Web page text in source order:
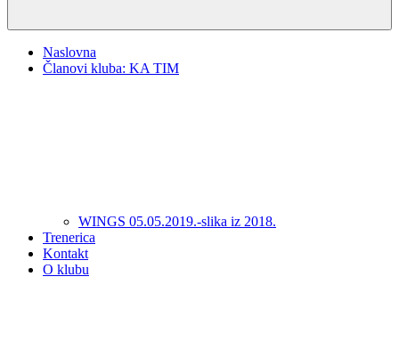
Naslovna
Članovi kluba: KA TIM
WINGS 05.05.2019.-slika iz 2018.
Trenerica
Kontakt
O klubu